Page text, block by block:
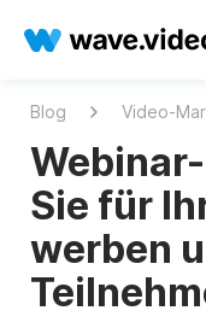
Blog Video-
Sie für
werben